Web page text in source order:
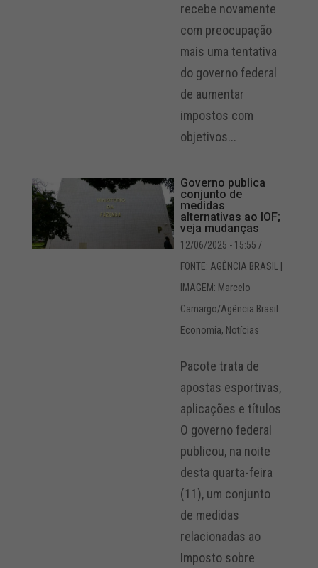
recebe novamente
com preocupação
mais uma tentativa
do governo federal
de aumentar
impostos com
objetivos...
Governo publica
conjunto de
medidas
alternativas ao IOF;
veja mudanças
12/06/2025 - 15:55 /
FONTE: AGÊNCIA BRASIL |
IMAGEM: Marcelo
Camargo/Agência Brasil
Economia, Notícias
Pacote trata de
apostas esportivas,
aplicações e títulos
O governo federal
publicou, na noite
desta quarta-feira
(11), um conjunto
de medidas
relacionadas ao
Imposto sobre